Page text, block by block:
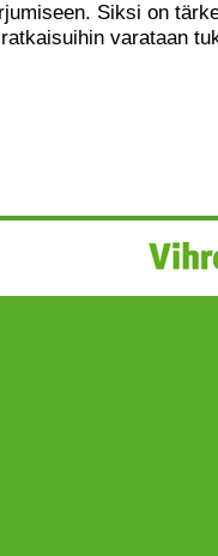
Siksi on
varataan